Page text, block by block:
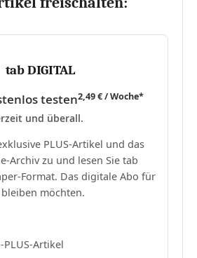
tab DIGITAL
testen2,49 € / Woche*
und überall.
PLUS-Artikel und das
Archiv zu und lesen Sie tab
Format. Das digitale Abo für
möchten.
PLUS-Artikel